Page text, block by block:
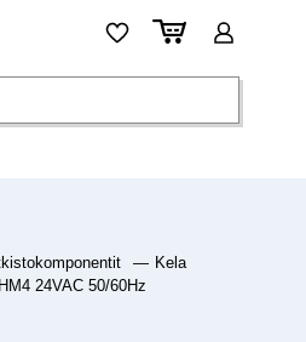
— Kela
24VAC 50/60Hz